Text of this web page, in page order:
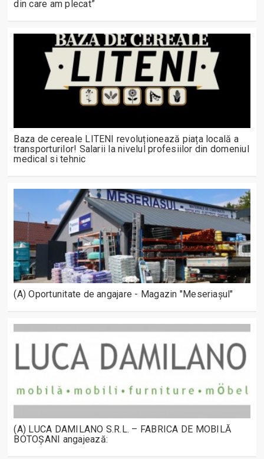
din care am plecat”
Baza de cereale LITENI revoluționează piața locală a
transporturilor! Salarii la nivelul profesiilor din domeniul
medical si tehnic
(A) Oportunitate de angajare - Magazin "Meseriașul"
(A) LUCA DAMILANO S.R.L. – FABRICA DE MOBILĂ
BOTOȘANI angajează: